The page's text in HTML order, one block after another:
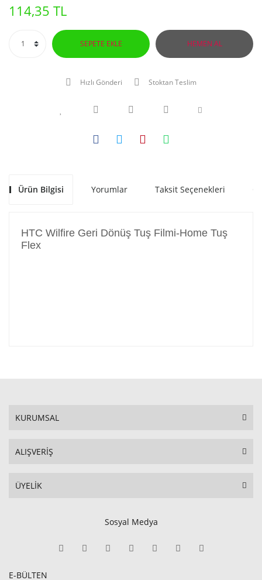
114,35 TL
SEPETE EKLE HEMEN AL
Hızlı Gönderi Stoktan Teslim
Ürün Bilgisi Yorumlar Taksit Seçenekleri
HTC Wilfire Geri Dönüş Tuş Filmi-Home Tuş
Flex
KURUMSAL
ALIŞVERİŞ
ÜYELİK
Sosyal Medya
E-BÜLTEN